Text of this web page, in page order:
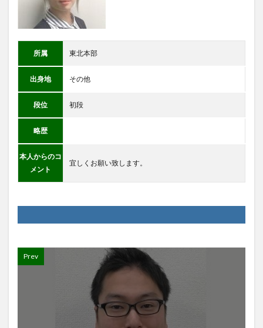
所属 東北本部
出身地 その他
段位 初段
略歴
本人からのコ
メント
宜しくお願い致します。
Prev